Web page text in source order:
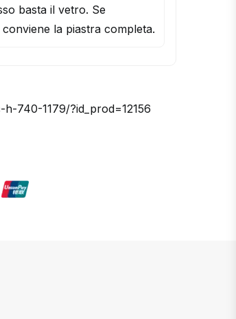
basta il vetro. Se
la piastra completa.
740-1179/?id_prod=12156